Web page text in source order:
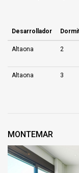
Desarrollador
Altaona 2
Altaona 3
MONTEMAR